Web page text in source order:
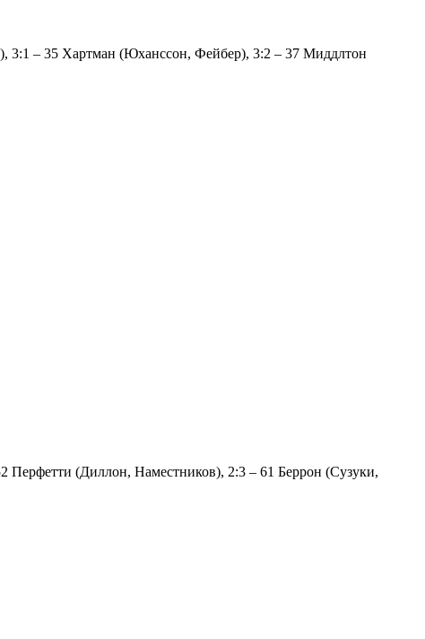
3:1 – 35 Хартман (Юханссон, Фейбер), 3:2 – 37 Миддлтон
(Диллон, Наместников), 2:3 – 61 Беррон (Сузуки,